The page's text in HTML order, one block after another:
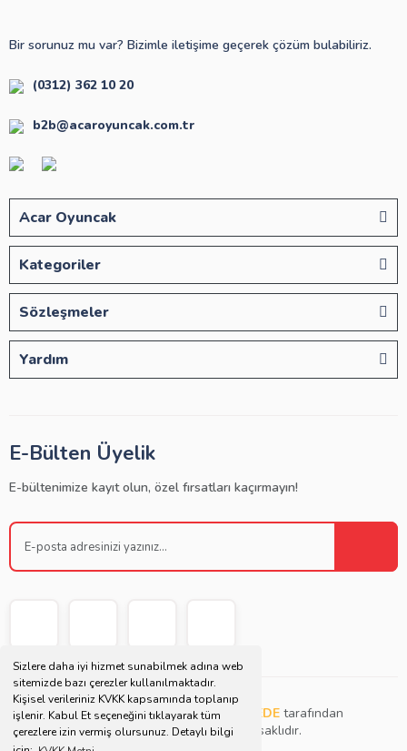
Sizlere daha iyi hizmet sunabilmek adına web
sitemizde bazı çerezler kullanılmaktadır.
Kişisel verileriniz KVKK kapsamında toplanıp
işlenir. Kabul Et seçeneğini tıklayarak tüm
çerezlere izin vermiş olursunuz. Detaylı bilgi
Bir sorunuz mu var? Bizimle iletişime geçerek çözüm bulabiliriz.
(0312) 362 10 20
b2b@acaroyuncak.com.tr
Acar Oyuncak
Kategoriler
Sözleşmeler
Yardım
E-Bülten Üyelik
E-bültenimize kayıt olun, özel fırsatları kaçırmayın!
Copyright © 2021 | Bu websitesiMüjdat DEDE tarafından
tasarlanmış ve düzenlenmiştir. Tüm hakları saklıdır.